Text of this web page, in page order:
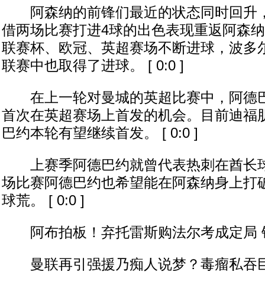
阿森纳的前锋们最近的状态同时回升
借两场比赛打进4球的出色表现重返阿森
联赛杯、欧冠、英超赛场不断进球，波多
联赛中也取得了进球。 [ 0:0 ]
在上一轮对曼城的英超比赛中，阿德
首次在英超赛场上首发的机会。目前迪福
巴约本轮有望继续首发。 [ 0:0 ]
上赛季阿德巴约就曾代表热刺在酋长
场比赛阿德巴约也希望能在阿森纳身上打
球荒。 [ 0:0 ]
阿布拍板！弃托雷斯购法尔考成定局
曼联再引强援乃痴人说梦？毒瘤私吞